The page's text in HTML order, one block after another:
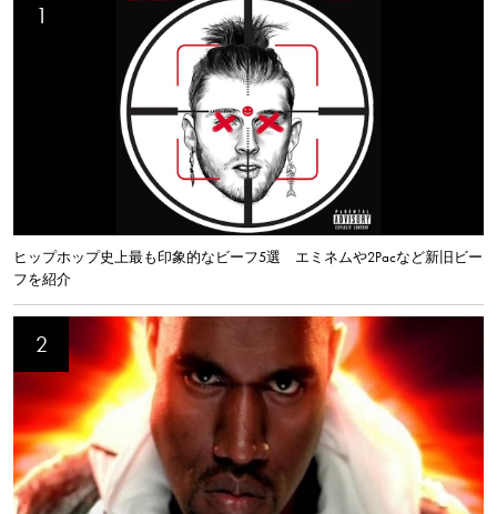
ヒップホップ史上最も印象的なビーフ5選 エミネムや2Pacなど新旧ビー
フを紹介